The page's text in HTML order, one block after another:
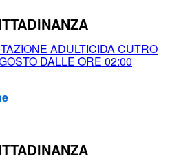
ADULTICIDA CUTRO
DALLE ORE 02:00